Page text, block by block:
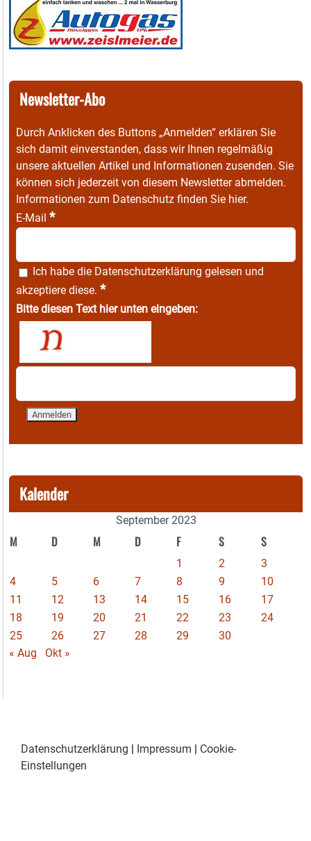
Newsletter-Abo
Durch Anklicken des Buttons „Anmelden“ erklären Sie
sich damit einverstanden, dass wir Ihnen regelmäßig
unsere aktuellen Artikel und Informationen zusenden. Sie
können sich jederzeit von diesem Newsletter abmelden.
Informationen zum Datenschutz finden Sie hier.
E-Mail *
Ich habe die Datenschutzerklärung gelesen und
akzeptiere diese. *
Bitte diesen Text hier unten eingeben:
Kalender
September 2023
M D M D F S S
1 2
3
4
5 6 7 8 9
10
11
12 13 14 15 16
17
18
19 20 21 22 23
24
25
26 27 28 29
30
« Aug
Okt »
Datenschutzerklärung Impressum
Cookie-
Einstellungen